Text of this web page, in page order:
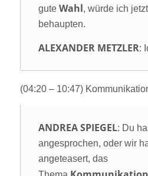
gute Wahl, würde ich
behaupten.
ALEXANDER METZLER:
(04:20 – 10:47)
ANDREA SPIEGEL: Du
angesprochen, oder wir
angeteasert, das